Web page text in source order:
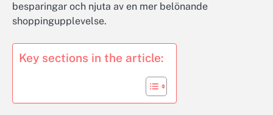
besparingar och njuta av en mer belönande
shoppingupplevelse.
Key sections in the article: